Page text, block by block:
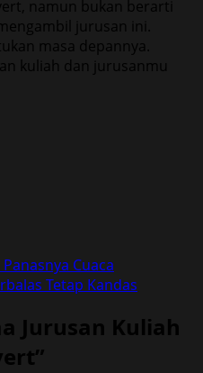
namun bukan berarti
jurusan ini.
masa depannya.
kuliah dan jurusanmu
Cuaca
Tetap Kandas
Jurusan Kuliah
”